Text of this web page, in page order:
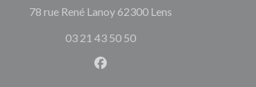
78 rue René Lanoy 62300 Lens
03 21 43 50 50
Facebook ((abre numa nova